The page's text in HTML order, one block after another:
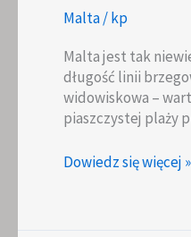
Malta/kp
Malta jest tak
długość linii
widowiskowa –
piaszczystej plaży
Malta
Dowiedz się więcej »